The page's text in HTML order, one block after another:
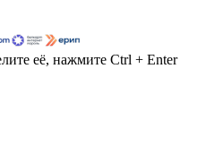
её, нажмите Ctrl + Enter